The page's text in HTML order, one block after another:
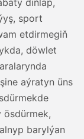
diňläp,
sport
etdirmegiň
döwlet
aýratyn üns
ösdürmek,
barylýan